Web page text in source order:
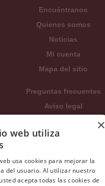
Encuéntranos
Quienes somos
Noticias
Mi cuenta
Mapa del sitio
Preguntas frecuentes
Aviso legal
Condiciones generales
Política de privacidad
Política Integrada
Tratamiento de datos
×
web utiliza
usa cookies para mejorar la
del usuario. Al utilizar nuestro
acepta todas las cookies de